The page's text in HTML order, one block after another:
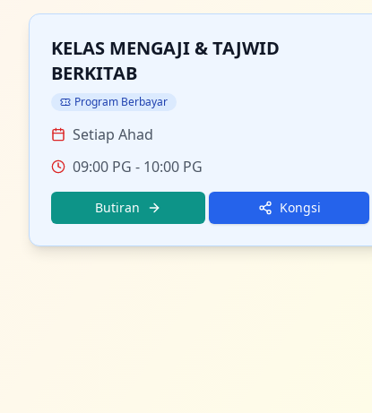
KELAS MENGAJI & TAJWID
BERKITAB
Program Berbayar
Setiap Ahad
09:00 PG - 10:00 PG
Butiran Kongsi